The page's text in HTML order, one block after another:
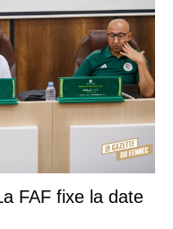
FAF fixe la date